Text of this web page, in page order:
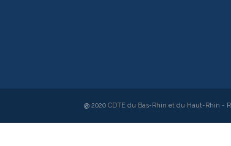
@ 2020 CDTE du Bas-Rhin et du Haut-Rhin -